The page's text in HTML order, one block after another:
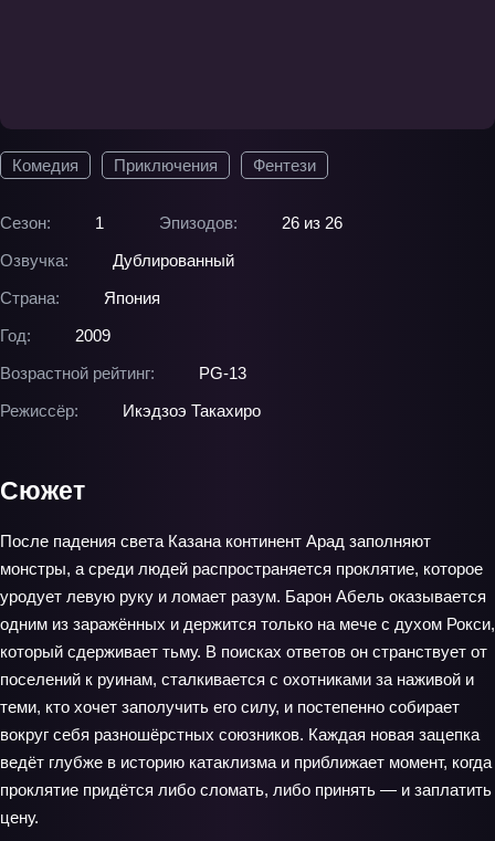
Комедия Приключения Фентези
Сезон: 1 Эпизодов:
26 из 26
Озвучка:
Дублированный
Страна:
Япония
Год:
2009
Возрастной рейтинг:
PG-13
Режиссёр:
Икэдзоэ Такахиро
Сюжет
После падения света Казана континент Арад заполняют
монстры, а среди людей распространяется проклятие, которое
уродует левую руку и ломает разум. Барон Абель оказывается
одним из заражённых и держится только на мече с духом Рокси,
который сдерживает тьму. В поисках ответов он странствует от
поселений к руинам, сталкивается с охотниками за наживой и
теми, кто хочет заполучить его силу, и постепенно собирает
вокруг себя разношёрстных союзников. Каждая новая зацепка
ведёт глубже в историю катаклизма и приближает момент, когда
проклятие придётся либо сломать, либо принять — и заплатить
цену.